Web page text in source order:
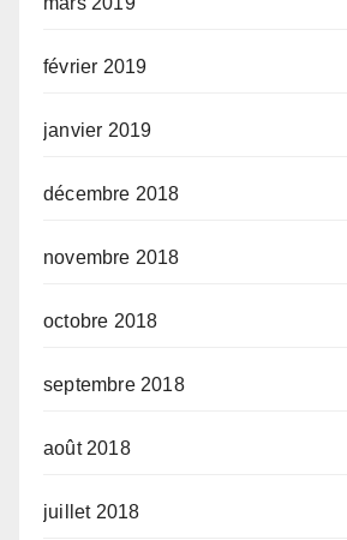
février 2019
janvier 2019
décembre 2018
novembre 2018
octobre 2018
septembre 2018
août 2018
juillet 2018